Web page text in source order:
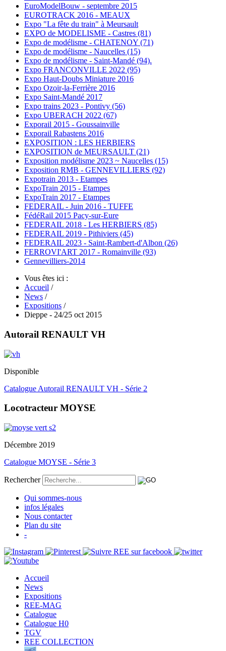
EuroModelBouw - septembre 2015
EUROTRACK 2016 - MEAUX
Expo "La fête du train" à Meursault
EXPO de MODELISME - Castres (81)
Expo de modélisme - CHATENOY (71)
Expo de modélisme - Naucelles (15)
Expo de modélisme - Saint-Mandé (94).
Expo FRANCONVILLE 2022 (95)
Expo Haut-Doubs Miniature 2016
Expo Ozoir-la-Ferrière 2016
Expo Saint-Mandé 2017
Expo trains 2023 - Pontivy (56)
Expo UBERACH 2022 (67)
Exporail 2015 - Goussainville
Exporail Rabastens 2016
EXPOSITION : LES HERBIERS
EXPOSITION de MEURSAULT (21)
Exposition modélisme 2023 ~ Naucelles (15)
Exposition RMB - GENNEVILLIERS (92)
Expotrain 2013 - Etampes
ExpoTrain 2015 - Etampes
ExpoTrain 2017 - Etampes
FEDERAIL - Juin 2016 - TUFFE
FédéRail 2015 Pacy-sur-Eure
FEDERAIL 2018 - Les HERBIERS (85)
FEDERAIL 2019 - Pithiviers (45)
FEDERAIL 2023 - Saint-Rambert-d'Albon (26)
FERROVI'ART 2017 - Romainville (93)
Gennevilliers-2014
Vous êtes ici :
Accueil /
News /
Expositions /
Dieppe - 24/25 oct 2015
Autorail RENAULT VH
Disponible
Catalogue Autorail RENAULT VH - Série 2
Locotracteur MOYSE
Décembre 2019
Catalogue MOYSE - Série 3
Rechercher
Qui sommes-nous
infos légales
Nous contacter
Plan du site
-
Accueil
News
Expositions
REE-MAG
Catalogue
Catalogue H0
TGV
REE COLLECTION